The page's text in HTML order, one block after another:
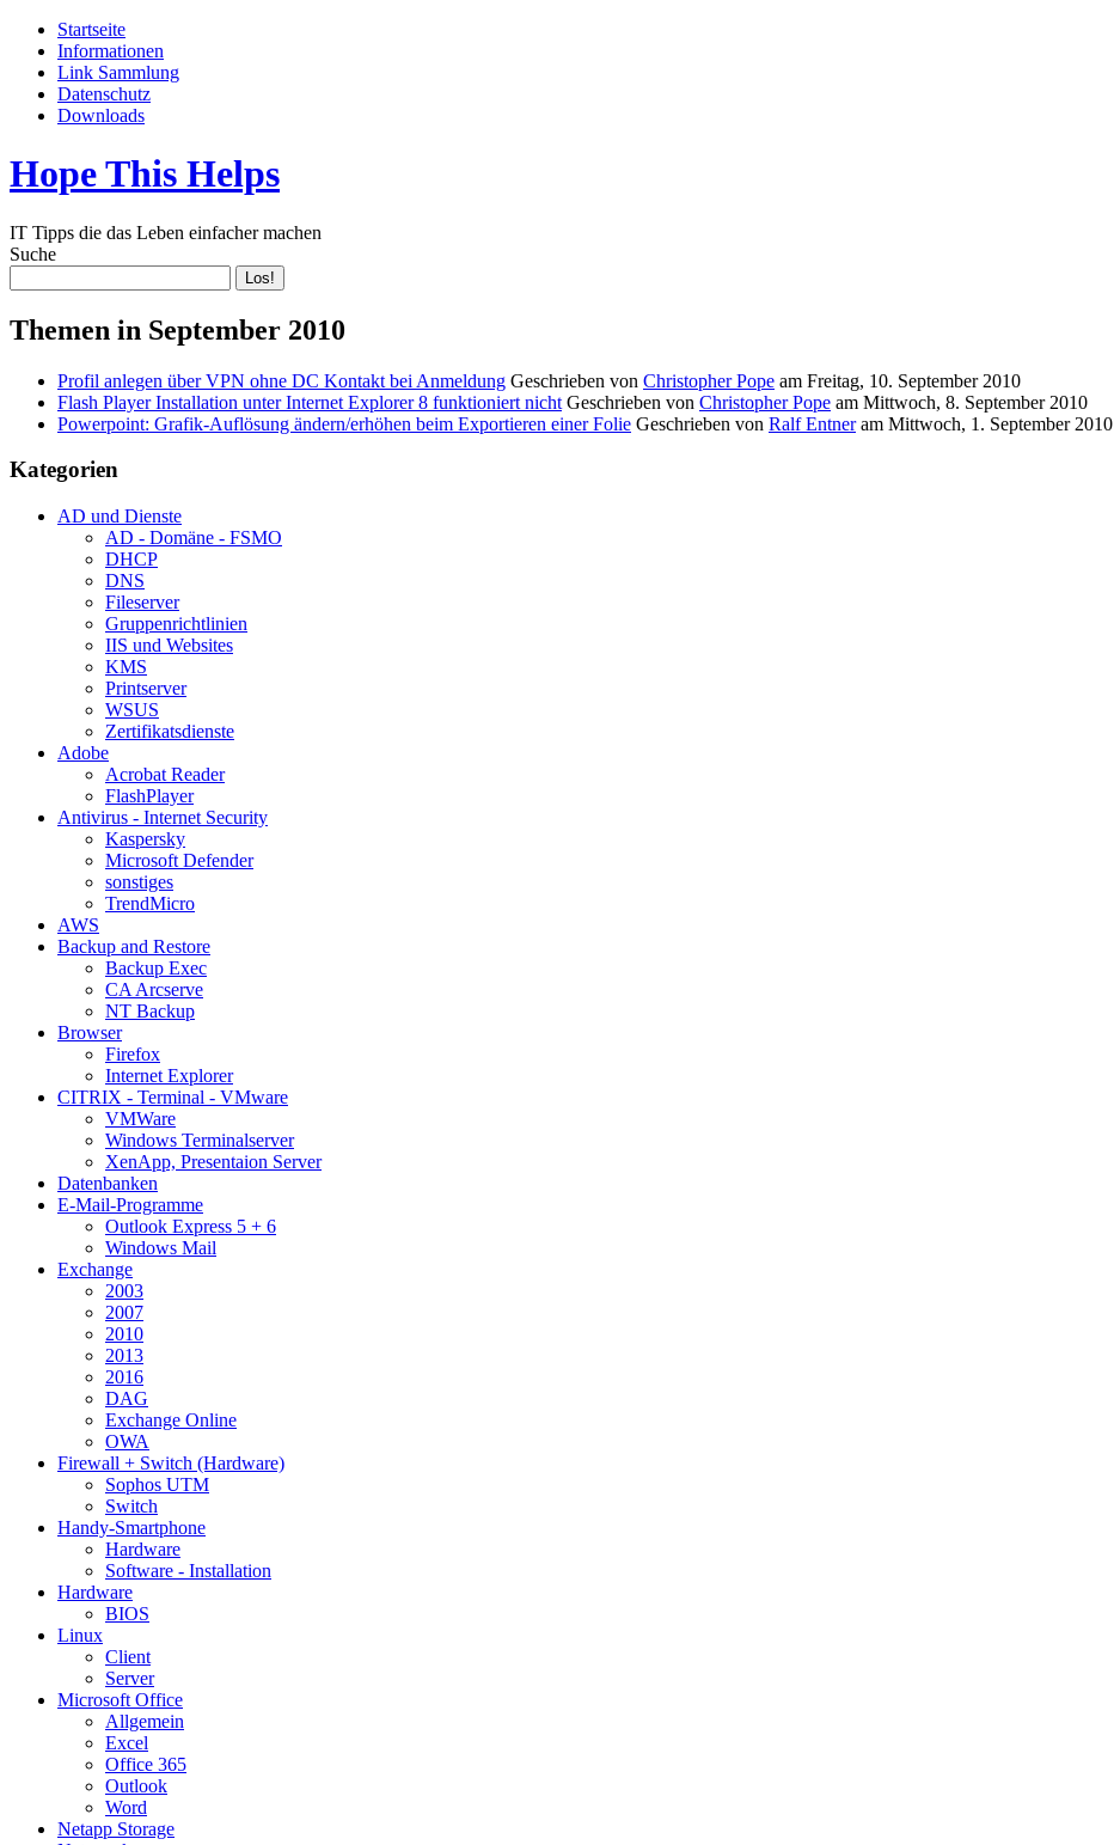
Startseite
Informationen
Link Sammlung
Datenschutz
Downloads
Hope This Helps
IT Tipps die das Leben einfacher machen
Suche
Themen in September 2010
Profil anlegen über VPN ohne DC Kontakt bei Anmeldung Geschrieben von Christopher Pope am Freitag, 10. September 2010
Flash Player Installation unter Internet Explorer 8 funktioniert nicht Geschrieben von Christopher Pope am Mittwoch, 8. September 2010
Powerpoint: Grafik-Auflösung ändern/erhöhen beim Exportieren einer Folie Geschrieben von Ralf Entneram Mittwoch, 1. September 2010
Kategorien
AD und Dienste
AD - Domäne - FSMO
DHCP
DNS
Fileserver
Gruppenrichtlinien
IIS und Websites
KMS
Printserver
WSUS
Zertifikatsdienste
Adobe
Acrobat Reader
FlashPlayer
Antivirus - Internet Security
Kaspersky
Microsoft Defender
sonstiges
TrendMicro
AWS
Backup and Restore
Backup Exec
CA Arcserve
NT Backup
Browser
Firefox
Internet Explorer
CITRIX - Terminal - VMware
VMWare
Windows Terminalserver
XenApp, Presentaion Server
Datenbanken
E-Mail-Programme
Outlook Express 5 + 6
Windows Mail
Exchange
2003
2007
2010
2013
2016
DAG
Exchange Online
OWA
Firewall + Switch (Hardware)
Sophos UTM
Switch
Handy-Smartphone
Hardware
Software - Installation
Hardware
BIOS
Linux
Client
Server
Microsoft Office
Allgemein
Excel
Office 365
Outlook
Word
Netapp Storage